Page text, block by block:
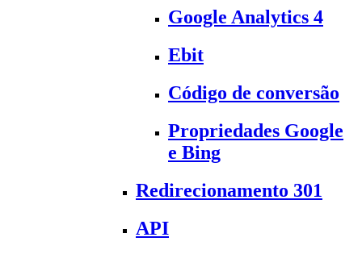
Google Analytics 4
Ebit
Código de conversão
Propriedades Google
e Bing
Redirecionamento 301
API